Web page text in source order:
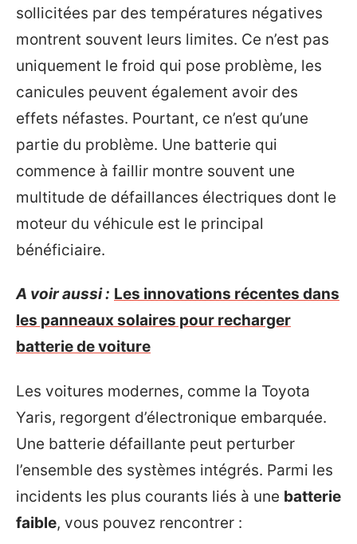
sollicitées par des températures négatives
montrent souvent leurs limites. Ce n’est pas
uniquement le froid qui pose problème, les
canicules peuvent également avoir des
effets néfastes. Pourtant, ce n’est qu’une
partie du problème. Une batterie qui
commence à faillir montre souvent une
multitude de défaillances électriques dont le
moteur du véhicule est le principal
bénéficiaire.
A voir aussi : Les innovations récentes dans
les panneaux solaires pour recharger
batterie de voiture
Les voitures modernes, comme la Toyota
Yaris, regorgent d’électronique embarquée.
Une batterie défaillante peut perturber
l’ensemble des systèmes intégrés. Parmi les
incidents les plus courants liés à une batterie
faible, vous pouvez rencontrer :